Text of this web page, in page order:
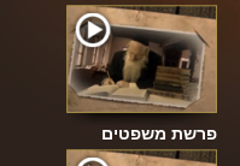
פרשת משפטים